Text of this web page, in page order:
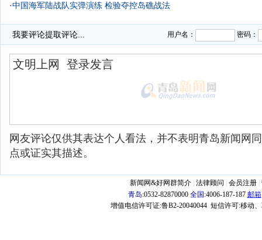
·中国海军陆战队实弹演练 检验夺控岛礁战法
我要评论提取评论... 用户名： 密码：
网友评论仅供其表达个人看法，并不表明青岛新闻网
点或证实其描述。